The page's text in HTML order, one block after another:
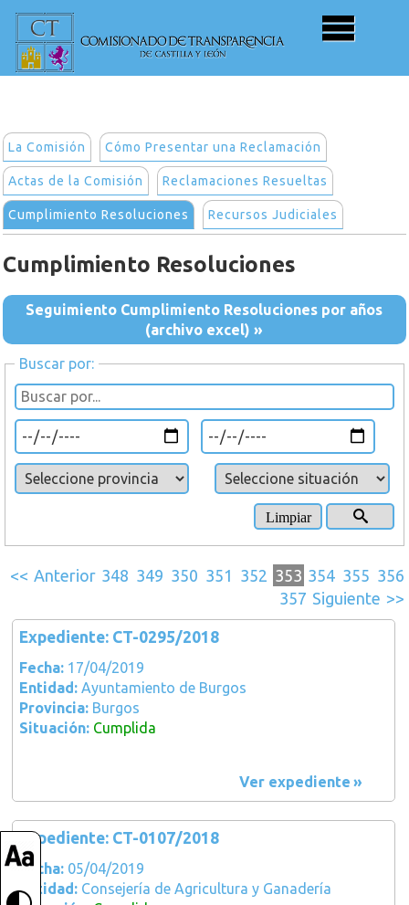
La Comisión Cómo Presentar una Reclamación
Actas de la Comisión Reclamaciones Resueltas
Cumplimiento Resoluciones Recursos Judiciales
Cumplimiento Resoluciones
Seguimiento Cumplimiento Resoluciones por años
(archivo excel) »
Buscar por:
<< Anterior 348 349 350 351 352 353 354 355 356
357 Siguiente >>
Expediente: CT-0295/2018
Fecha: 17/04/2019
Entidad: Ayuntamiento de Burgos
Provincia: Burgos
Situación: Cumplida
Ver expediente
Expediente: CT-0107/2018
Fecha: 05/04/2019
Entidad: Consejería de Agricultura y Ganadería